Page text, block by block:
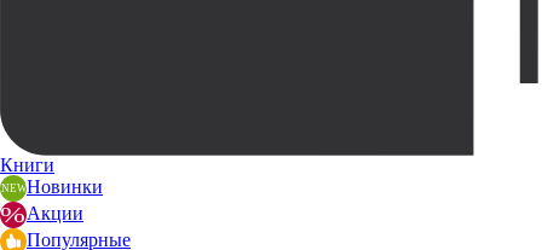
Книги
Новинки
Акции
Популярные